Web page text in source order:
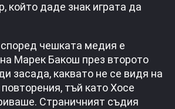
който даде знак играта да
чешката медия е
Марек Бакош през второто
засада, каквато не се видя на
тъй като Хосе
Страничният съдия